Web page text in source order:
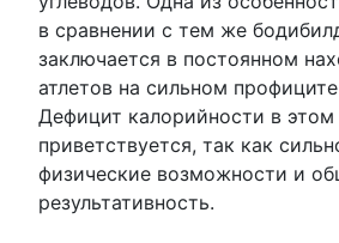
в сравнении с тем же
заключается в постоянном
атлетов на сильном
Дефицит калорийности в этом
приветствуется, так как
физические возможности и
результативность.